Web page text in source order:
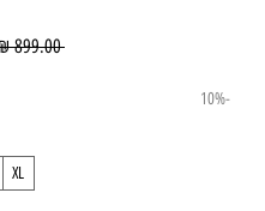
‏899.00 ‏₪
-10%
XL